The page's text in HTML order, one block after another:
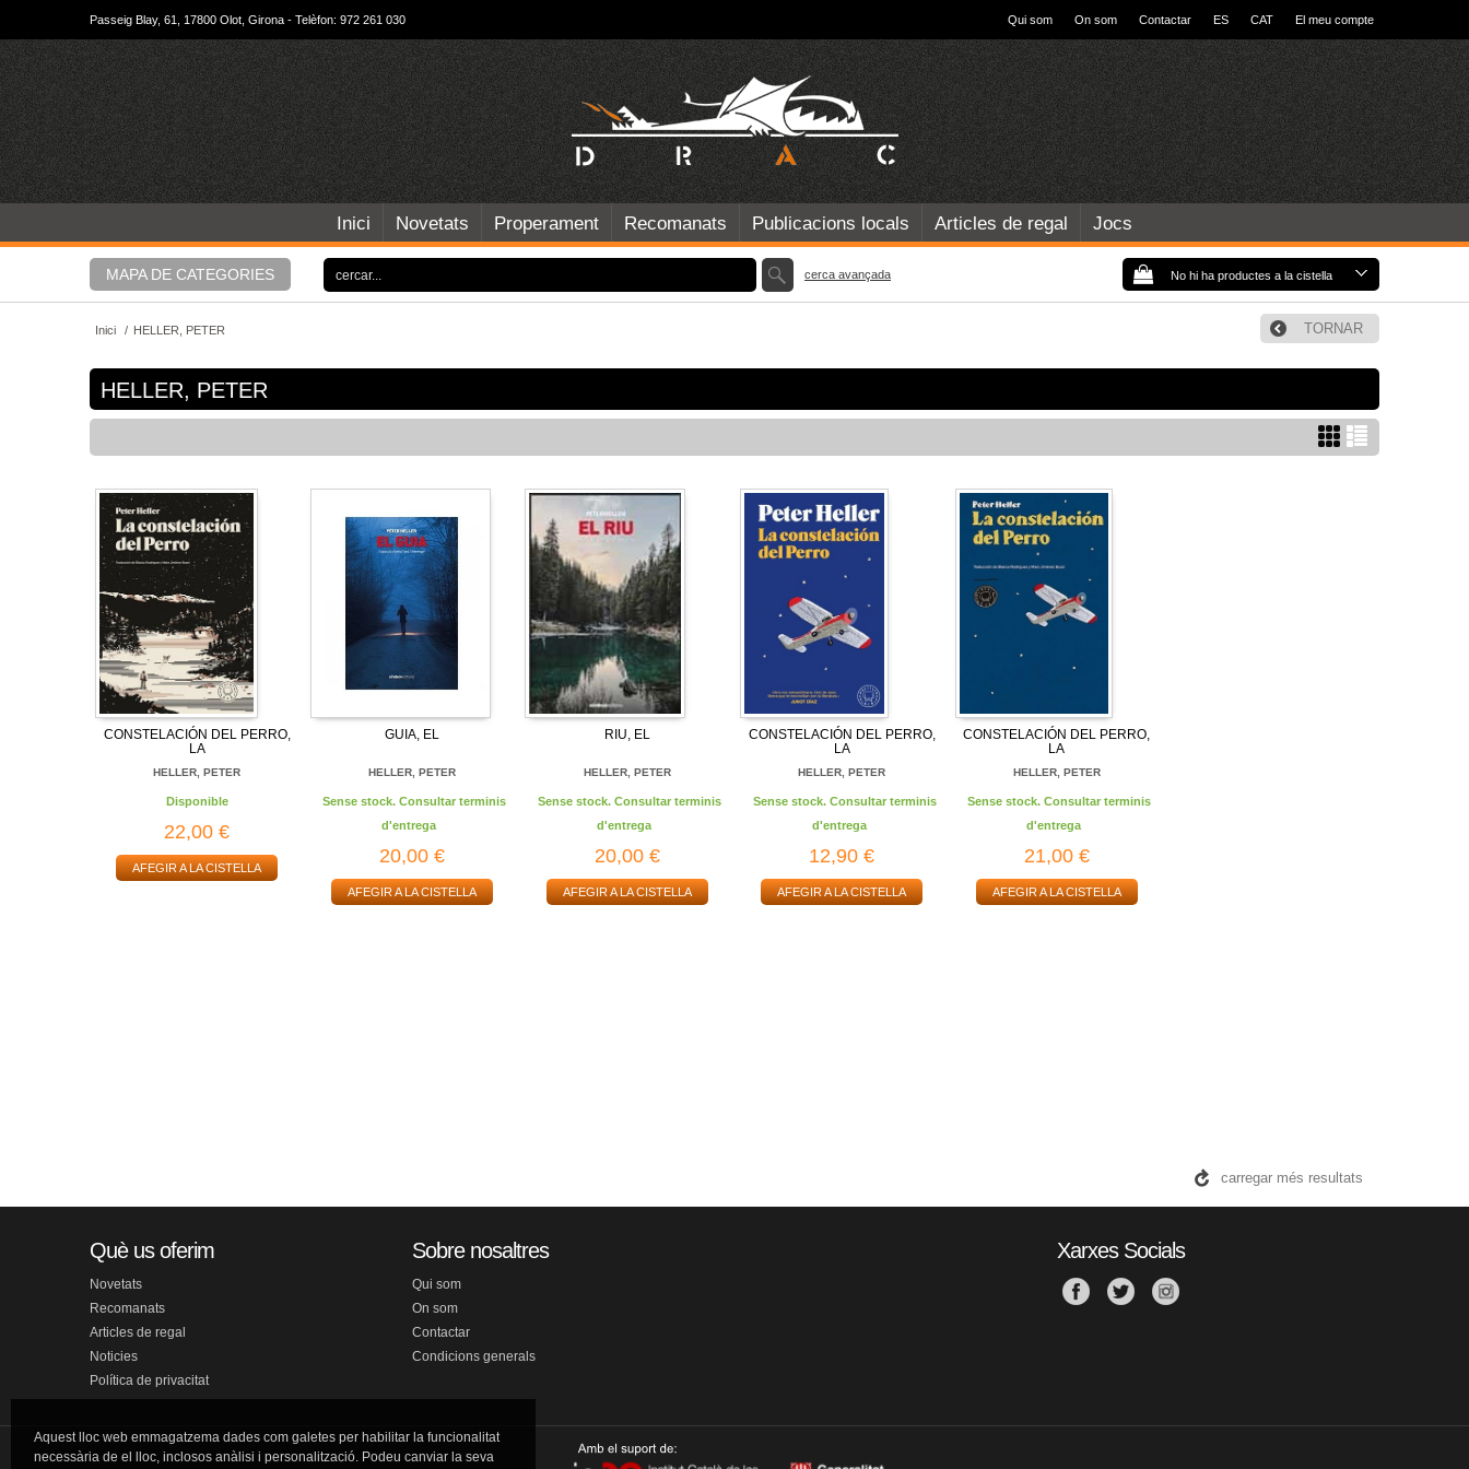
Passeig Blay, 61, 17800 Olot, Girona - Telèfon: 972 261 030 Qui som On som Contactar ES CAT El meu compte
Inici Novetats Properament Recomanats Publicacions locals Articles de regal Jocs
MAPA DE CATEGORIES No hi ha productes a la cistella
cerca avançada
Inici / HELLER, PETER TORNAR
HELLER, PETER
CONSTELACIÓN DEL PERRO,
LA
HELLER, PETER
Disponible
22,00 €
AFEGIR A LA CISTELLA
GUIA, EL
HELLER, PETER
Sense stock. Consultar terminis
d'entrega
20,00 €
AFEGIR A LA CISTELLA
RIU, EL
HELLER, PETER
Sense stock. Consultar terminis
d'entrega
20,00 €
AFEGIR A LA CISTELLA
CONSTELACIÓN DEL PERRO,
LA
HELLER, PETER
Sense stock. Consultar terminis
d'entrega
12,90 €
AFEGIR A LA CISTELLA
CONSTELACIÓN DEL PERRO,
LA
HELLER, PETER
Sense stock. Consultar terminis
d'entrega
21,00 €
AFEGIR A LA CISTELLA
carregar més resultats
Què us oferim
Novetats
Recomanats
Articles de regal
Noticies
Política de privacitat
Sobre nosaltres
Qui som
On som
Contactar
Condicions generals
Xarxes Socials
Aquest lloc web emmagatzema dades com galetes per habilitar la funcionalitat
necessària de el lloc, inclosos anàlisi i personalització. Podeu canviar la seva